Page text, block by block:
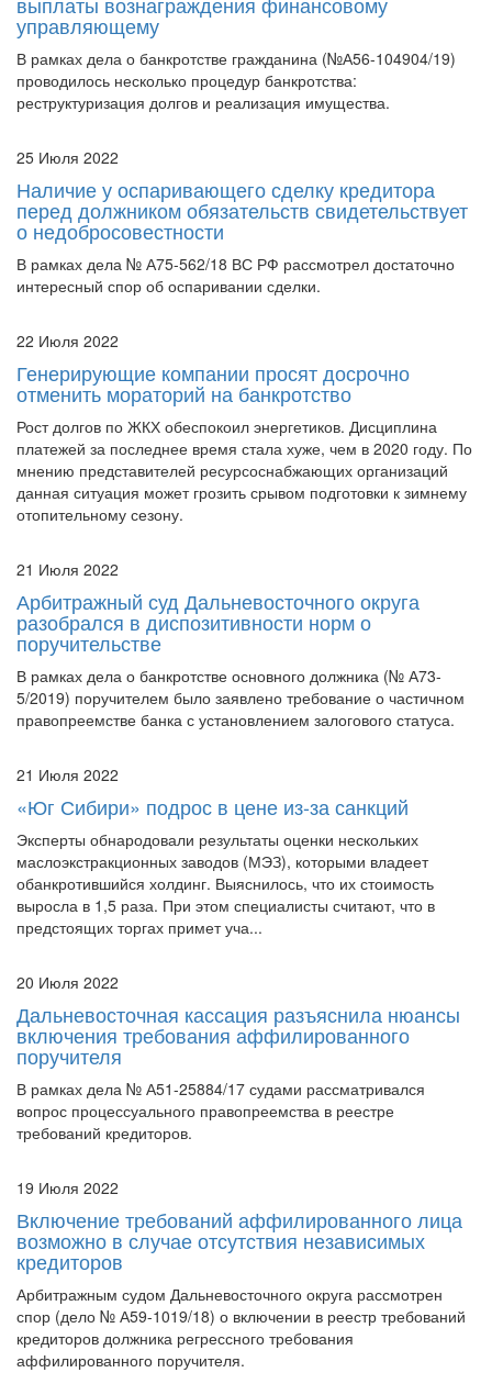
управляющему
В рамках дела о банкротстве гражданина (№А56-104904/19)
проводилось несколько процедур банкротства:
реструктуризация долгов и реализация имущества.
25 Июля 2022
Наличие у оспаривающего сделку кредитора
перед должником обязательств свидетельствует
о недобросовестности
В рамках дела № А75-562/18 ВС РФ рассмотрел достаточно
интересный спор об оспаривании сделки.
22 Июля 2022
Генерирующие компании просят досрочно
отменить мораторий на банкротство
Рост долгов по ЖКХ обеспокоил энергетиков. Дисциплина
платежей за последнее время стала хуже, чем в 2020 году. По
мнению представителей ресурсоснабжающих организаций
данная ситуация может грозить срывом подготовки к зимнему
отопительному сезону.
21 Июля 2022
Арбитражный суд Дальневосточного округа
разобрался в диспозитивности норм о
поручительстве
В рамках дела о банкротстве основного должника (№ А73-
5/2019) поручителем было заявлено требование о частичном
правопреемстве банка с установлением залогового статуса.
21 Июля 2022
«Юг Сибири» подрос в цене из-за санкций
Эксперты обнародовали результаты оценки нескольких
маслоэкстракционных заводов (МЭЗ), которыми владеет
обанкротившийся холдинг. Выяснилось, что их стоимость
выросла в 1,5 раза. При этом специалисты считают, что в
предстоящих торгах примет уча...
20 Июля 2022
Дальневосточная кассация разъяснила нюансы
включения требования аффилированного
поручителя
В рамках дела № А51-25884/17 судами рассматривался
вопрос процессуального правопреемства в реестре
требований кредиторов.
19 Июля 2022
Включение требований аффилированного лица
возможно в случае отсутствия независимых
кредиторов
Арбитражным судом Дальневосточного округа рассмотрен
спор (дело № А59-1019/18) о включении в реестр требований
кредиторов должника регрессного требования
аффилированного поручителя.